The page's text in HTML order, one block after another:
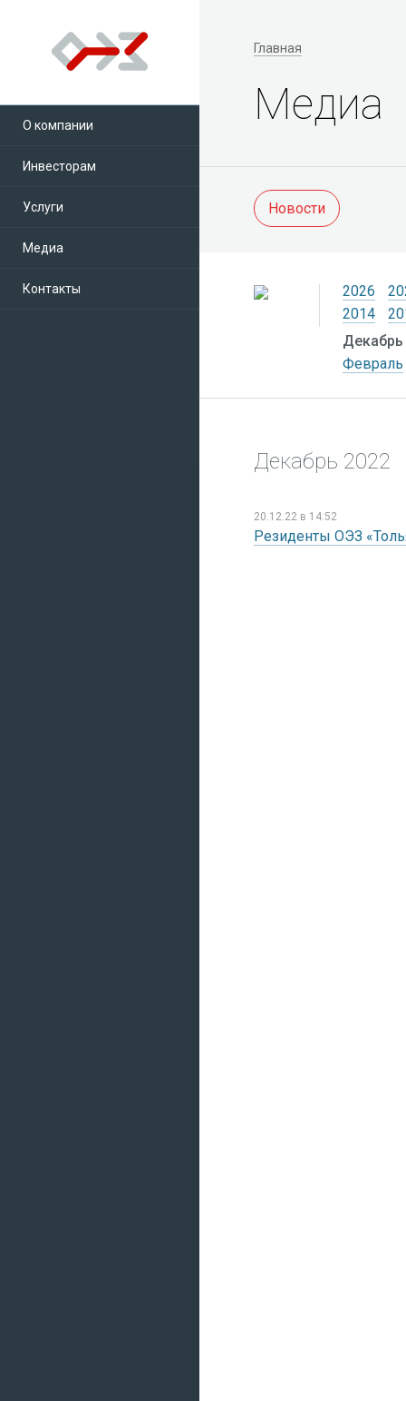
О компании
Инвесторам
Услуги
Медиа
Контакты
Главная
Медиа
Новости
2026
2014
Декабрь
Февраль
Декабрь 2022
20.12.22 в 14:52
Резиденты ОЭЗ